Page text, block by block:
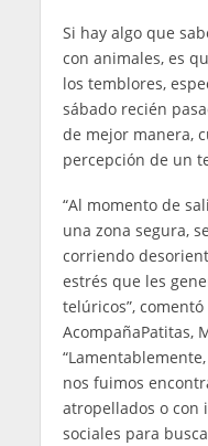
Si hay algo que
con animales, es
los temblores,
sábado recién
de mejor manera,
percepción de un
“Al momento de
una zona segura,
corriendo
estrés que les
telúricos”,
AcompañaPatitas,
nos fuimos
atropellados o con
sociales para